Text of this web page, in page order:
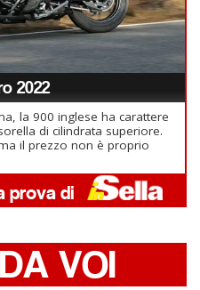
2022
la 900 inglese ha carattere
di cilindrata superiore.
il prezzo non è proprio
VOI